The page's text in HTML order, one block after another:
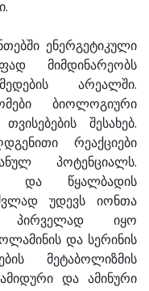
ენერგეტიკული
მიმდინარეობს
არეალში.
ბიოლოგიური
შესახებ.
რეაქციები
პოტენციალს.
და წყალბადის
უდევს იონთა
პირველად იყო
და სერინის
მეტაბოლიზმის
და ამინური